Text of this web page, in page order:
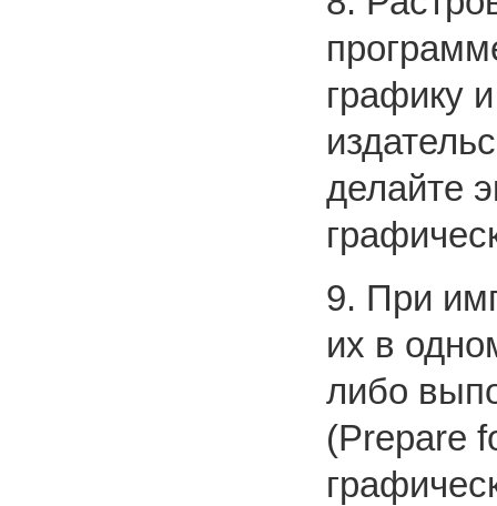
графику
делайте
9. При
их в
либо
(Prepare